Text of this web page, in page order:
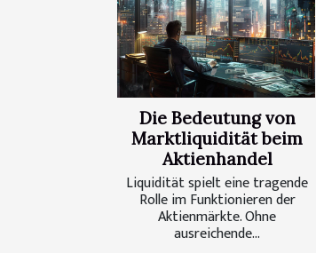
Die Bedeutung von
Marktliquidität beim
Aktienhandel
Liquidität spielt eine tragende
Rolle im Funktionieren der
Aktienmärkte. Ohne
ausreichende...